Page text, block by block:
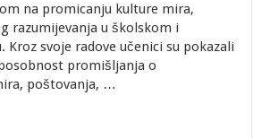
na promicanju kulture mira,
razumijevanja u školskom i
svoje radove učenici su pokazali
promišljanja o
poštovanja, …